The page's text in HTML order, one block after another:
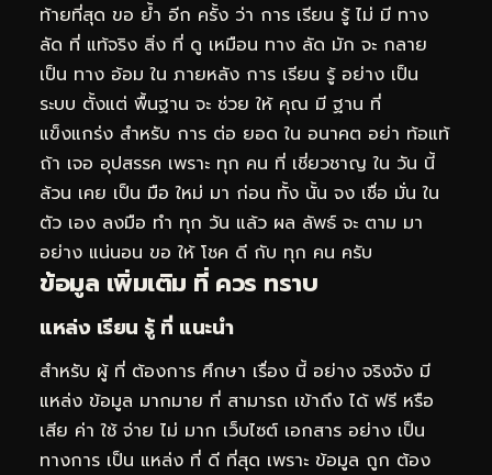
ท้ายที่สุด ขอ ย้ำ อีก ครั้ง ว่า การ เรียน รู้ ไม่ มี ทาง
ลัด ที่ แท้จริง สิ่ง ที่ ดู เหมือน ทาง ลัด มัก จะ กลาย
เป็น ทาง อ้อม ใน ภายหลัง การ เรียน รู้ อย่าง เป็น
ระบบ ตั้งแต่ พื้นฐาน จะ ช่วย ให้ คุณ มี ฐาน ที่
แข็งแกร่ง สำหรับ การ ต่อ ยอด ใน อนาคต อย่า ท้อแท้
ถ้า เจอ อุปสรรค เพราะ ทุก คน ที่ เชี่ยวชาญ ใน วัน นี้
ล้วน เคย เป็น มือ ใหม่ มา ก่อน ทั้ง นั้น จง เชื่อ มั่น ใน
ตัว เอง ลงมือ ทำ ทุก วัน แล้ว ผล ลัพธ์ จะ ตาม มา
อย่าง แน่นอน ขอ ให้ โชค ดี กับ ทุก คน ครับ
ข้อมูล เพิ่มเติม ที่ ควร ทราบ
แหล่ง เรียน รู้ ที่ แนะนำ
สำหรับ ผู้ ที่ ต้องการ ศึกษา เรื่อง นี้ อย่าง จริงจัง มี
แหล่ง ข้อมูล มากมาย ที่ สามารถ เข้าถึง ได้ ฟรี หรือ
เสีย ค่า ใช้ จ่าย ไม่ มาก เว็บไซต์ เอกสาร อย่าง เป็น
ทางการ เป็น แหล่ง ที่ ดี ที่สุด เพราะ ข้อมูล ถูก ต้อง